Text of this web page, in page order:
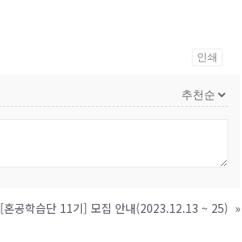
인쇄
[혼공학습단 11기] 모집 안내(2023.12.13 ~ 25) »